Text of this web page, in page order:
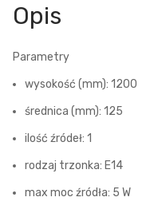
Opis
Parametry
wysokość (mm): 1200
średnica (mm): 125
ilość źródeł: 1
rodzaj trzonka: E14
max moc źródła: 5 W